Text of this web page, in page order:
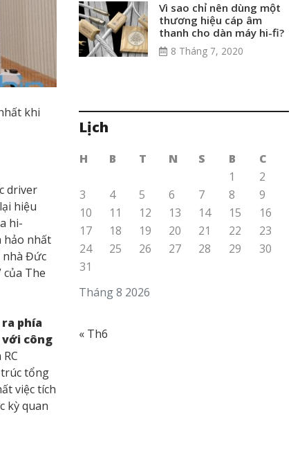
khi
driver
hiệu
hi-
hảo nhất
nhà Đức
của The
phía
công
trúc tổng
việc tích
kỳ quan
Vì sao chỉ nên dùng một
thương hiệu cáp âm
thanh cho dàn máy hi-fi?
8 Tháng 7, 2020
Lịch
Tháng 8 2026
H B T N S B
C
1
2
3
4 5 6 7 8
9
10
11 12 13 14 15
16
17
18 19 20 21 22
23
24
25 26 27 28 29
30
31
« Th6